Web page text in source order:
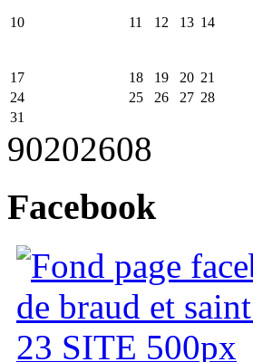
10 11 12 13 14
17 18 19 20 21
24
25 26 27 28
31
90202608
Facebook